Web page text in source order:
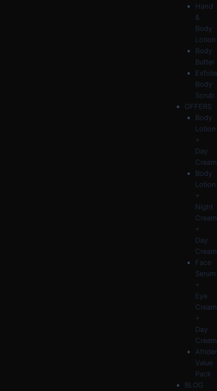
Hand
&
Body
Lotion
Body
Butter
Body
Scrub
OFFERS
Body
Lotion
+
Day
Cream
Body
Lotion
+
Night
Cream
+
Day
Cream
Face
Serum
+
Eye
Cream
+
Day
Cream
Value
Pack
BLOG